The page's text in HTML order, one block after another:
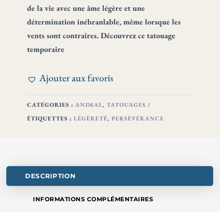
de la vie avec une âme légère et une
détermination inébranlable, même lorsque les
vents sont contraires. Découvrez ce tatouage
temporaire
Ajouter aux favoris
CATÉGORIES : ANIMAL, TATOUAGES
ÉTIQUETTES : LÉGÈRETÉ, PERSÉVÉRANCE
DESCRIPTION
INFORMATIONS COMPLÉMENTAIRES